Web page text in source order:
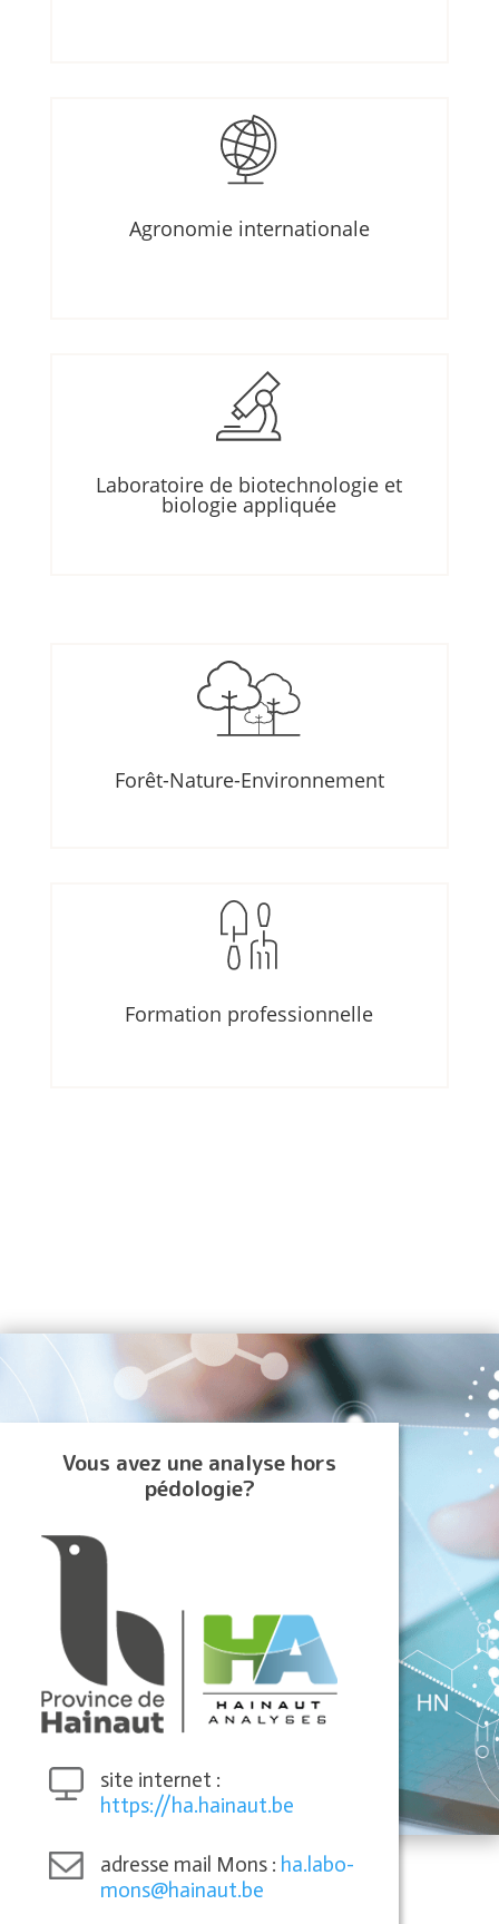
Agronomie internationale
Laboratoire de biotechnologie et
biologie appliquée
Forêt-Nature-Environnement
Formation professionnelle
Vous avez une analyse hors
pédologie?
site internet :
https://ha.hainaut.be
adresse mail Mons : ha.labo-
mons@hainaut.be